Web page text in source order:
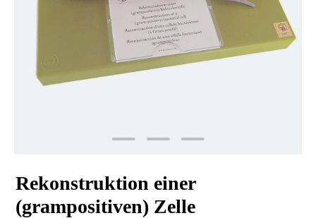
Rekonstruktion einer
(grampositiven) Zelle